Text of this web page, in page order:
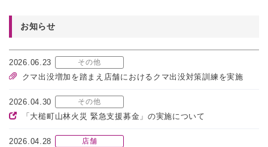
お知らせ
2026.06.23 その他
クマ出没増加を踏まえ店舗におけるクマ出没対策訓練を実施
2026.04.30 その他
「大槌町山林火災 緊急支援募金」の実施について
2026.04.28 店舗